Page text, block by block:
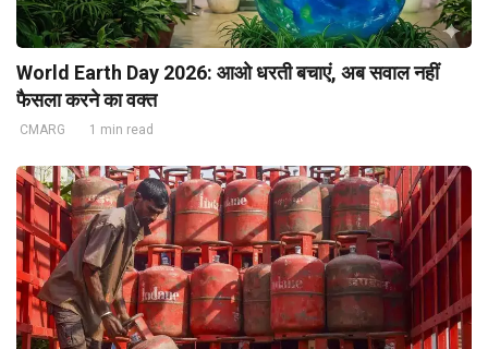
World Earth Day 2026: आओ धरती बचाएं, अब सवाल नहीं
फैसला करने का वक्त
CMARG 1 min read